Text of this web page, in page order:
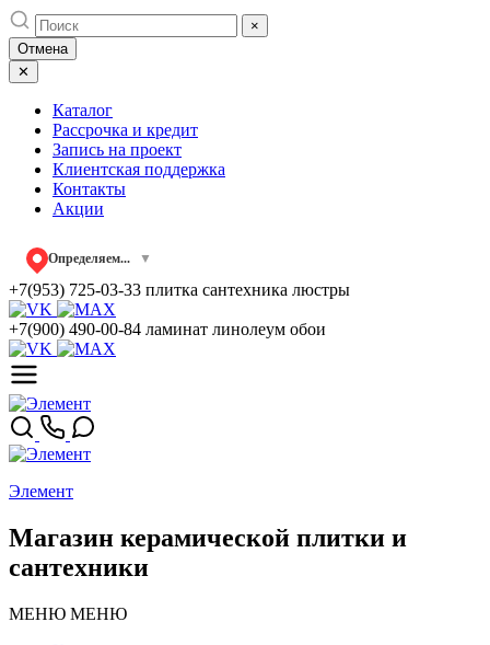
Skip
to
content
×
Отмена
✕
Каталог
Рассрочка и кредит
Запись на проект
Клиентская поддержка
Контакты
Акции
Определяем... ▼
+7(953) 725-03-33 плитка сантехника люстры
+7(900) 490-00-84 ламинат линолеум обои
Элемент
Магазин керамической плитки и
сантехники
МЕНЮ МЕНЮ